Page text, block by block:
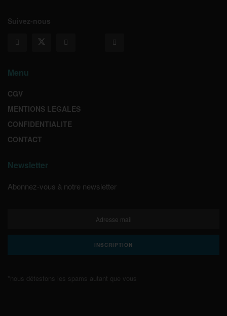
Suivez-nous
Menu
CGV
MENTIONS LEGALES
CONFIDENTIALITE
CONTACT
Newsletter
Abonnez-vous à notre newsletter
*nous détestons les spams autant que vous